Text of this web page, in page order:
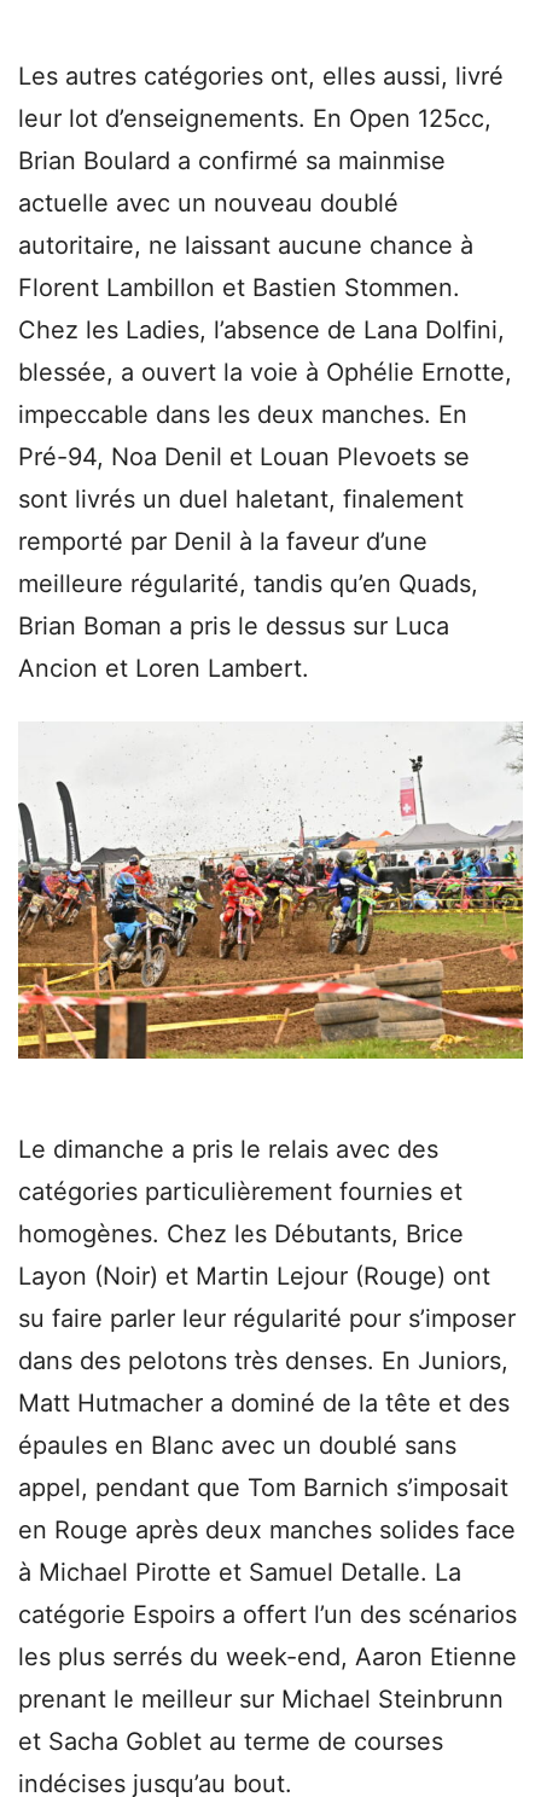
Les autres catégories ont, elles aussi, livré
leur lot d’enseignements. En Open 125cc,
Brian Boulard a confirmé sa mainmise
actuelle avec un nouveau doublé
autoritaire, ne laissant aucune chance à
Florent Lambillon et Bastien Stommen.
Chez les Ladies, l’absence de Lana Dolfini,
blessée, a ouvert la voie à Ophélie Ernotte,
impeccable dans les deux manches. En
Pré-94, Noa Denil et Louan Plevoets se
sont livrés un duel haletant, finalement
remporté par Denil à la faveur d’une
meilleure régularité, tandis qu’en Quads,
Brian Boman a pris le dessus sur Luca
Ancion et Loren Lambert.
Le dimanche a pris le relais avec des
catégories particulièrement fournies et
homogènes. Chez les Débutants, Brice
Layon (Noir) et Martin Lejour (Rouge) ont
su faire parler leur régularité pour s’imposer
dans des pelotons très denses. En Juniors,
Matt Hutmacher a dominé de la tête et des
épaules en Blanc avec un doublé sans
appel, pendant que Tom Barnich s’imposait
en Rouge après deux manches solides face
à Michael Pirotte et Samuel Detalle. La
catégorie Espoirs a offert l’un des scénarios
les plus serrés du week-end, Aaron Etienne
prenant le meilleur sur Michael Steinbrunn
et Sacha Goblet au terme de courses
indécises jusqu’au bout.